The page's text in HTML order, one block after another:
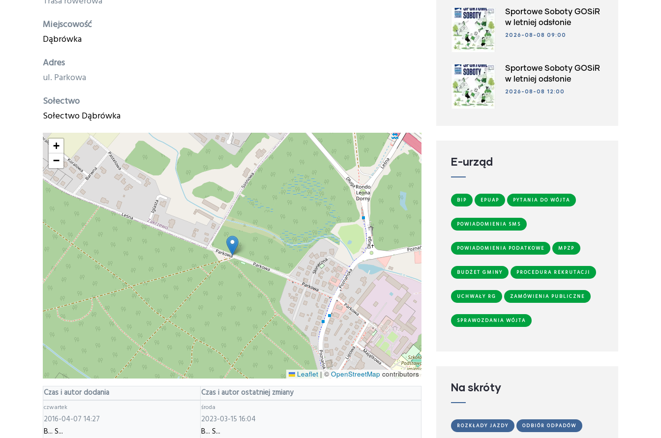
Miejscowość
Dąbrówka
Adres
ul. Parkowa
Sołectwo
Sołectwo Dąbrówka
+
−
Leaflet |© OpenStreetMap contributors
Czas i autor dodania Czas i autor ostatniej zmiany
czwartek
2016-04-07 14:27
B... S...
środa
2023-03-15 16:04
B... S...
Sportowe Soboty GOSiR
w letniej odsłonie
2026-08-08 09:00
Sportowe Soboty GOSiR
w letniej odsłonie
2026-08-08 12:00
E-urząd
BIP EPUAP PYTANIA DO WÓJTA
POWIADOMIENIA SMS
POWIADOMIENIA PODATKOWE MPZP
BUDŻET GMINY PROCEDURA REKRUTACJI
UCHWAŁY RG ZAMÓWIENIA PUBLICZNE
SPRAWOZDANIA WÓJTA
Na skróty
ROZKŁADY JAZDY ODBIÓR ODPADÓW